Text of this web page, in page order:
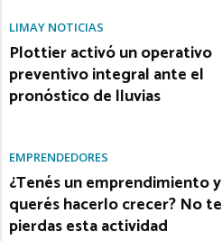
LIMAY NOTICIAS
Plottier activó un operativo
preventivo integral ante el
pronóstico de lluvias
EMPRENDEDORES
¿Tenés un emprendimiento y
querés hacerlo crecer? No te
pierdas esta actividad